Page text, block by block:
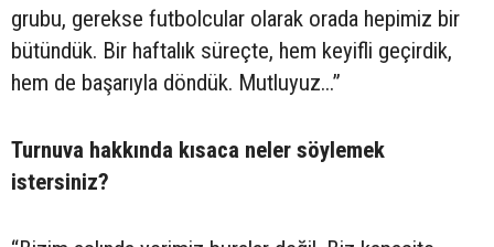
grubu, gerekse futbolcular olarak orada hepimiz bir
bütündük. Bir haftalık süreçte, hem keyifli geçirdik,
hem de başarıyla döndük. Mutluyuz...”
Turnuva hakkında kısaca neler söylemek
istersiniz?